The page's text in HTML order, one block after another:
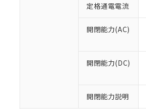
定格通電電流
開閉能力(AC)
開閉能力(DC)
開閉能力説明